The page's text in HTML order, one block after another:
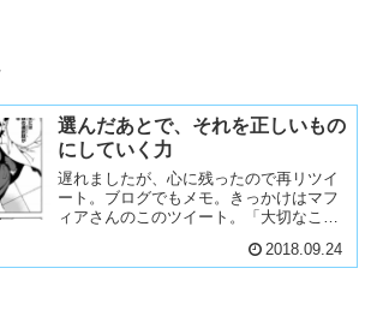
選んだあとで、それを正しいもの
にしていく力
遅れましたが、心に残ったので再リツイ
ート。ブログでもメモ。きっかけはマフ
ィアさんのこのツイート。「大切なこと
げること」が大事。このツイートを見た
2018.09.24